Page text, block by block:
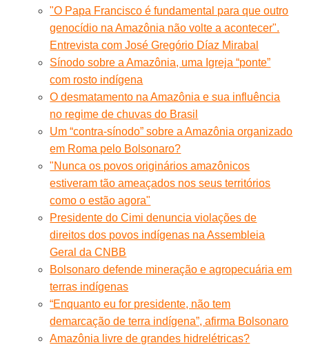
"O Papa Francisco é fundamental para que outro
genocídio na Amazônia não volte a acontecer".
Entrevista com José Gregório Díaz Mirabal
Sínodo sobre a Amazônia, uma Igreja “ponte”
com rosto indígena
O desmatamento na Amazônia e sua influência
no regime de chuvas do Brasil
Um “contra-sínodo” sobre a Amazônia organizado
em Roma pelo Bolsonaro?
"Nunca os povos originários amazônicos
estiveram tão ameaçados nos seus territórios
como o estão agora"
Presidente do Cimi denuncia violações de
direitos dos povos indígenas na Assembleia
Geral da CNBB
Bolsonaro defende mineração e agropecuária em
terras indígenas
“Enquanto eu for presidente, não tem
demarcação de terra indígena”, afirma Bolsonaro
Amazônia livre de grandes hidrelétricas?